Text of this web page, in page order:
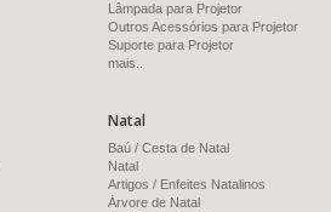
Lâmpada para Projetor
Outros Acessórios para Projetor
Suporte para Projetor
mais..
Natal
Baú / Cesta de Natal
Natal
Artigos / Enfeites Natalinos
Árvore de Natal